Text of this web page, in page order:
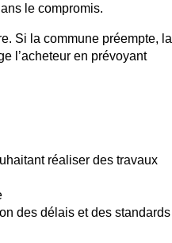
le compromis.
Si la commune préempte, la
l’acheteur en prévoyant
réaliser des travaux
des délais et des standards